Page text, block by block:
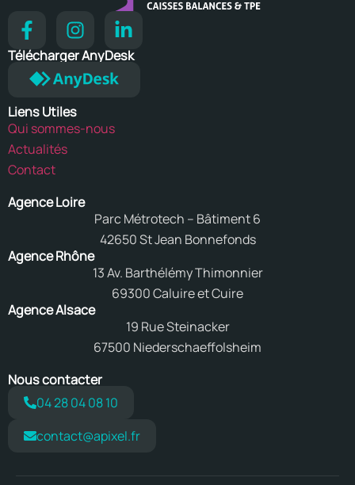
Télécharger AnyDesk
Liens Utiles
Qui sommes-nous
Actualités
Contact
Agence Loire
Parc Métrotech – Bâtiment 6
42650 St Jean Bonnefonds
Agence Rhône
13 Av. Barthélémy Thimonnier
69300 Caluire et Cuire
Agence Alsace
19 Rue Steinacker
67500 Niederschaeffolsheim
Nous contacter
04 28 04 08 10
contact@apixel.fr